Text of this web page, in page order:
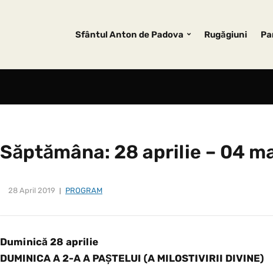
Sfântul Anton de Padova Rugăgiuni
Săptămâna: 28 aprilie – 04
28 April 2019 PROGRAM
Duminică 28 aprilie
DUMINICA A 2-A A PAȘTELUI (A MILOSTIVIRII DIVINE)